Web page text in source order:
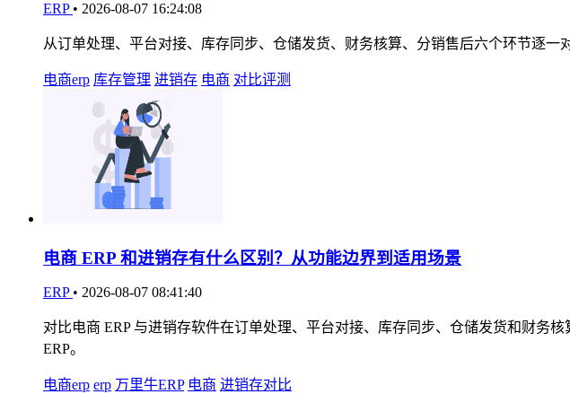
ERP • 2026-08-07 16:24:08
从订单处理、平台对接、库存同步、仓储发货、财务核算、分销售后六个环节逐
电商erp 库存管理 进销存 电商 对比评测
电商 ERP 和进销存有什么区别？从功能边界到适用场景
ERP • 2026-08-07 08:41:40
对比电商 ERP 与进销存软件在订单处理、平台对接、库存同步、仓储发货和财务
ERP。
电商erp erp 万里牛ERP 电商 进销存对比